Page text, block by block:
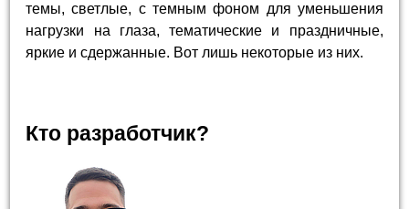
темы, светлые, с темным фоном для уменьшения
нагрузки на глаза, тематические и праздничные,
яркие и сдержанные. Вот лишь некоторые из них.
Кто разработчик?